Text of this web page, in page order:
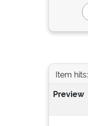
Item hits:
Preview